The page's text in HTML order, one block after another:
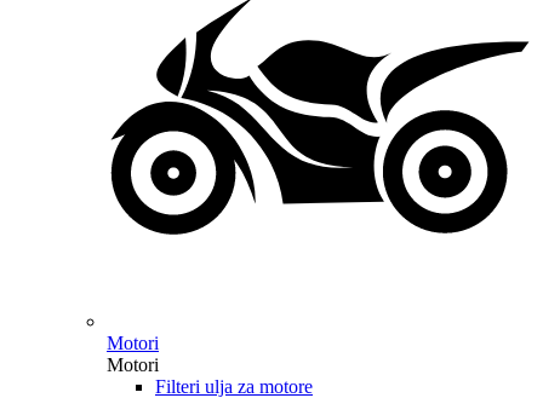
Motori
Motori
Filteri ulja za motore